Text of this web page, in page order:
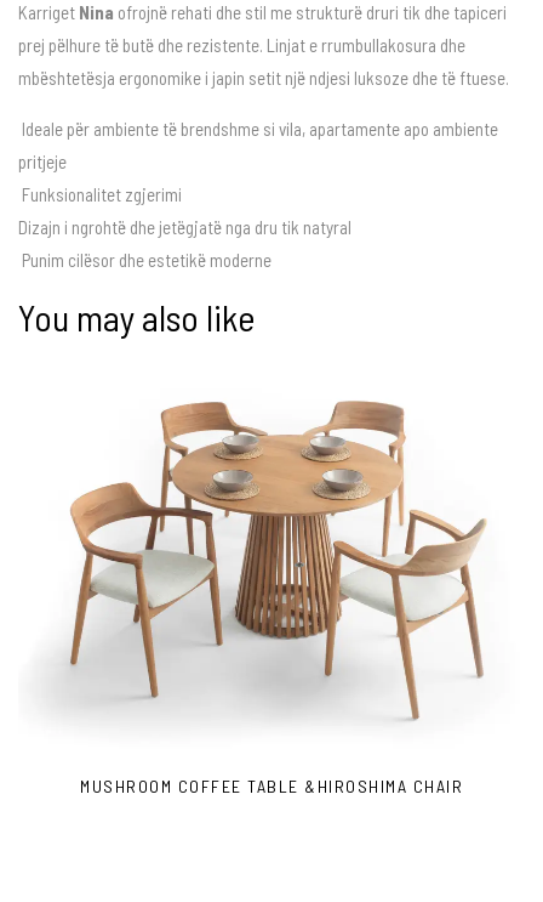
Karriget Nina ofrojnë rehati dhe stil me strukturë druri tik dhe tapiceri
prej pëlhure të butë dhe rezistente. Linjat e rrumbullakosura dhe
mbështetësja ergonomike i japin setit një ndjesi luksoze dhe të ftuese.
Ideale për ambiente të brendshme si vila, apartamente apo ambiente
pritjeje
Funksionalitet zgjerimi
Dizajn i ngrohtë dhe jetëgjatë nga dru tik natyral
Punim cilësor dhe estetikë moderne
You may also like
MUSHROOM COFFEE TABLE &HIROSHIMA CHAIR